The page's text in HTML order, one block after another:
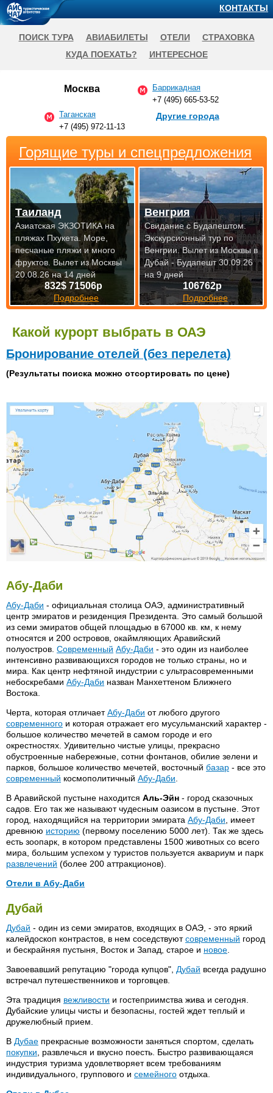
Какой курорт выбрать в ОАЭ
Бронирование отелей (без перелета)
(Результаты поиска можно отсортировать по цене)
Абу-Даби
Абу-Даби - официальная столица ОАЭ, административный
центр эмиратов и резиденция Президента. Это самый большой
из семи эмиратов общей площадью в 67000 кв. км, к нему
относятся и 200 островов, окаймляющих Аравийский
полуостров. Современный Абу-Даби - это один из наиболее
интенсивно развивающихся городов не только страны, но и
мира. Как центр нефтяной индустрии с ультрасовременными
небоскребами Абу-Даби назван Манхеттеном Ближнего
Востока.
Черта, которая отличаетАбу-Даби от любого другого
современного и которая отражает его мусульманский характер -
большое количество мечетей в самом городе и его
окрестностях. Удивительно чистые улицы, прекрасно
обустроенные набережные, сотни фонтанов, обилие зелени и
парков, большое количество мечетей, восточный базар - все это
современный космополитичный Абу-Даби
В Аравийской пустыне находится Аль-Эйн - город сказочных
садов. Его так же называют чудесным оазисом в пустыне. Этот
город, находящийся на территории эмирата Абу-Даби , имеет
древнюю историю (первому поселению 5000 лет). Так же здесь
есть зоопарк, в котором представлены 1500 животных со всего
мира, большим успехом у туристов пользуется аквариум и парк
развлечений (более 200 аттракционов).
Отели в Абу-Даби
Al Ain Palace Hotel 4*
Al Jazira Hotel & Resort 4*
Beach Rotana Hotel Abu
Crowne Plaza 5*
Gulf Hotel 5
Emirates Palace 6*
Hilton Abu Dhabi 5*
Hilton Corniche 5*
Inter-Continental Abu Dhabi 5*
Jazira Resort Hotel 5*
Khalidia Palace Hotel 4*
Le Meridien Abu Dhabi 5*
Дубай
Дубай - один из семи эмиратов, входящих в ОАЭ, - это яркий
калейдоскоп контрастов, в нем соседствуютсовременный город
и бескрайняя пустыня, Восток и Запад, старое и новое
Завоевавший репутацию "города купцов", Дубай всегда радушно
встречал путешественников и торговцев.
Эта традиция вежливости и гостеприимства жива и сегодня.
Дубайские улицы чисты и безопасны, гостей ждет теплый и
дружелюбный прием.
В Дубае прекрасные возможности заняться спортом, сделать
покупки , развлечься и вкусно поесть. Быстро развивающаяся
индустрия туризма удовлетворяет всем требованиям
индивидуального, группового и семейного отдыха.
Горящие туры и спецпредложения
832$ 71506р
Подробнее
Таиланд
Азиатская ЭКЗОТИКА на
пляжах Пхукета. Море,
песчаные пляжи и много
фруктов. Вылет из Москвы
20.08.26 на 14 дней
106762р
Подробнее
Венгрия
Свидание с Будапештом.
Экскурсионный тур по
Венгрии.Вылет из Москвы в
Дубай - Будапешт 30.09.26
на 9 дней
Москва
Баррикадная
+7 (495) 665-53-52
Таганская
+7 (495) 972-11-13
Другие города
КОНТАКТЫ
ПОИСК ТУРА АВИАБИЛЕТЫ ОТЕЛИ
СТРАХОВКА
КУДА ПОЕХАТЬ?
ИНТЕРЕСНОЕ